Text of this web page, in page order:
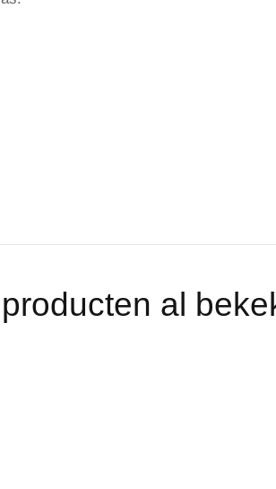
al